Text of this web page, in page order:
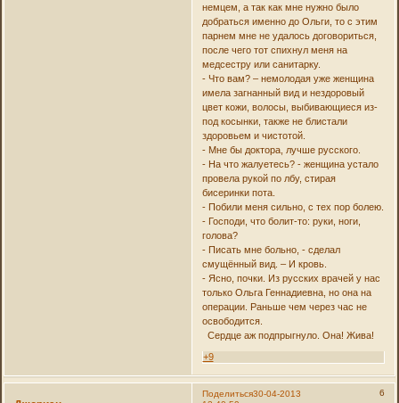
немцем, а так как мне нужно было
добраться именно до Ольги, то с этим
парнем мне не удалось договориться,
после чего тот спихнул меня на
медсестру или санитарку.
- Что вам? – немолодая уже женщина
имела загнанный вид и нездоровый
цвет кожи, волосы, выбивающиеся из-
под косынки, также не блистали
здоровьем и чистотой.
- Мне бы доктора, лучше русского.
- На что жалуетесь? - женщина устало
провела рукой по лбу, стирая
бисеринки пота.
- Побили меня сильно, с тех пор болею.
- Господи, что болит-то: руки, ноги,
голова?
- Писать мне больно, - сделал
смущённый вид. – И кровь.
- Ясно, почки. Из русских врачей у нас
только Ольга Геннадиевна, но она на
операции. Раньше чем через час не
освободится.
Сердце аж подпрыгнуло. Она! Жива!
+9
Поделиться 6
30-04-2013